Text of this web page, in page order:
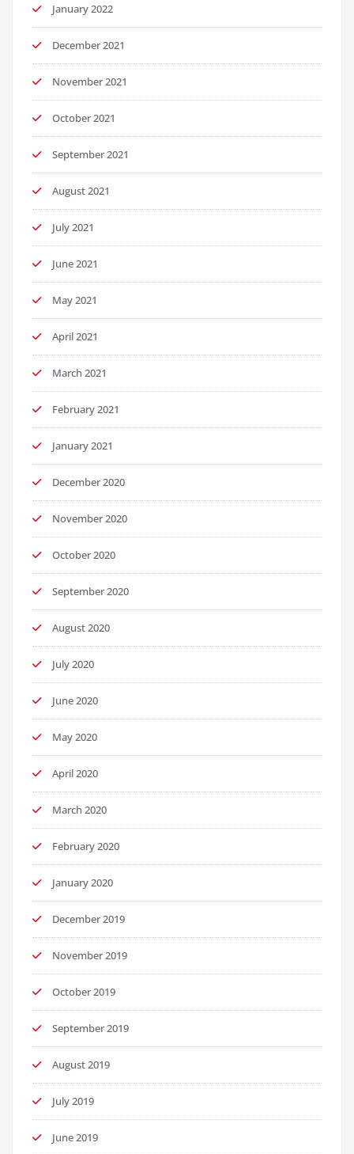
January 2022
December 2021
November 2021
October 2021
September 2021
August 2021
July 2021
June 2021
May 2021
April 2021
March 2021
February 2021
January 2021
December 2020
November 2020
October 2020
September 2020
August 2020
July 2020
June 2020
May 2020
April 2020
March 2020
February 2020
January 2020
December 2019
November 2019
October 2019
September 2019
August 2019
July 2019
June 2019